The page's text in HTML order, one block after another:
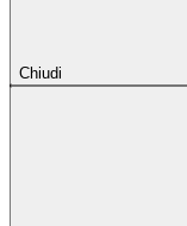
Chiudi